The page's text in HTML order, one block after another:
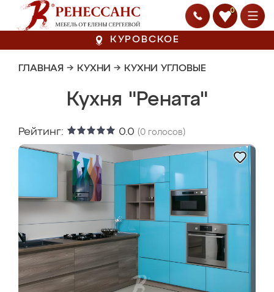
0
КУРОВСКОЕ
ГЛАВНАЯ → КУХНИ → КУХНИ УГЛОВЫЕ
Кухня "Рената"
Рейтинг: 0.0 (0 голосов)